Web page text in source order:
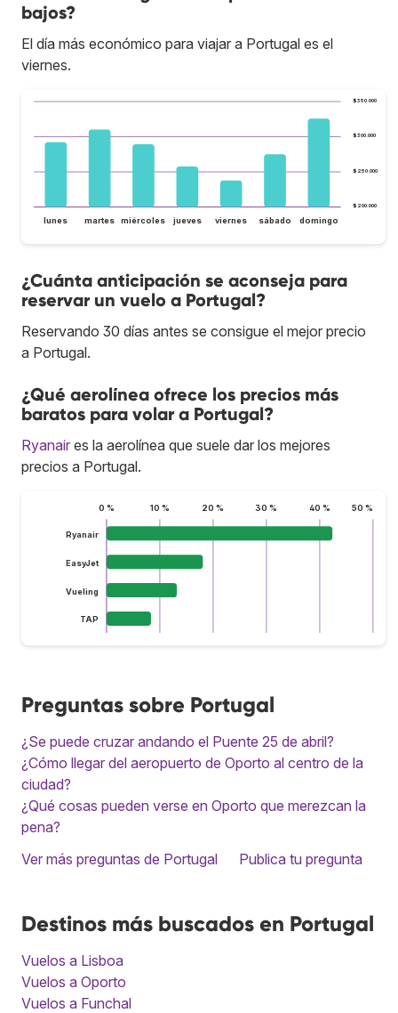
bajos?
El día más económico para viajar a Portugal es el
viernes.
$200.000
$250.000
$300.000
$350.000
lunes martes miércoles jueves viernes sábado domingo
¿Cuánta anticipación se aconseja para
reservar un vuelo a Portugal?
Reservando 30 días antes se consigue el mejor precio
a Portugal.
¿Qué aerolínea ofrece los precios más
baratos para volar a Portugal?
Ryanair es la aerolínea que suele dar los mejores
precios a Portugal.
0 % 10 % 20 % 30 % 40 % 50 %
Ryanair
EasyJet
Vueling
TAP
Preguntas sobre Portugal
¿Se puede cruzar andando el Puente 25 de abril?
¿Cómo llegar del aeropuerto de Oporto al centro de la
ciudad?
¿Qué cosas pueden verse en Oporto que merezcan la
pena?
Ver más preguntas de Portugal
Publica tu pregunta
Destinos más buscados en Portugal
Vuelos a Lisboa
Vuelos a Oporto
Vuelos a Funchal